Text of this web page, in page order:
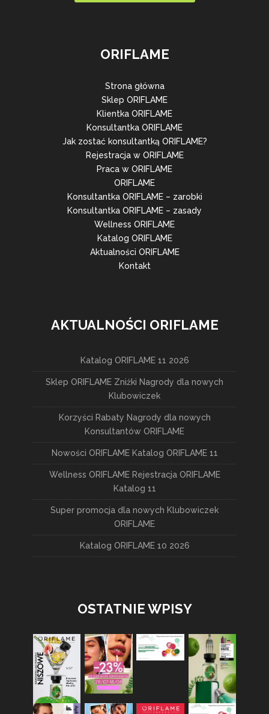
ORIFLAME
Strona główna
Sklep ORIFLAME
Klientka ORIFLAME
Konsultantka ORIFLAME
Jak zostać konsultantką ORIFLAME?
Rejestracja w ORIFLAME
Praca w ORIFLAME
ORIFLAME
Konsultantka ORIFLAME – zarobki
Konsultantka ORIFLAME – zasady
Wellness ORIFLAME
Katalog ORIFLAME
Aktualności ORIFLAME
Kontakt
AKTUALNOŚCI ORIFLAME
Katalog ORIFLAME 11 2026
Sklep ORIFLAME Zniżki Nagrody dla nowych
Klubowiczek
Korzyści Rabaty Nagrody dla nowych
Konsultantów ORIFLAME
Nowości ORIFLAME Katalog ORIFLAME 11
Wellness ORIFLAME Rejestracja ORIFLAME
Katalog 11
Super promocja dla nowych Klubowiczek
ORIFLAME
Katalog ORIFLAME 10 2026
OSTATNIE WPISY